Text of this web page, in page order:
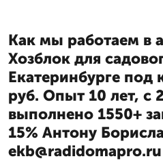
Как мы работаем в
Хозблок для
Екатеринбурге под
руб. Опыт 10 лет, с
выполнено 1550+
15% Антону
ekb@radidomapro.ru